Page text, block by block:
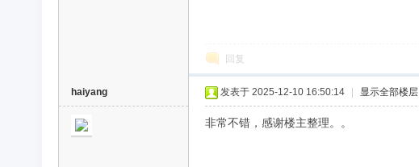
回复
haiyang 发表于 2025-12-10 16:50:14 显示全部楼层
非常不错，感谢楼主整理。。